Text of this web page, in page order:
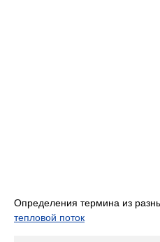
Определения термина из
тепловой поток